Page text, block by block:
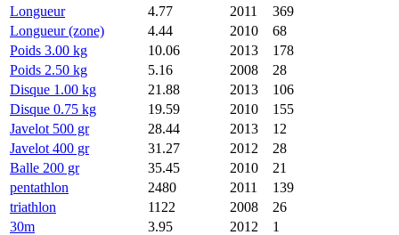
Longueur
4.77 2011
369
Longueur (zone)
4.44 2010
68
Poids 3.00 kg
10.06 2013
178
Poids 2.50 kg
5.16 2008
28
Disque 1.00 kg
21.88 2013
106
Disque 0.75 kg
19.59 2010
155
Javelot 500 gr
28.44 2013
12
Javelot 400 gr
31.27 2012
28
Balle 200 gr
35.45 2010
21
pentathlon
2480 2011
139
triathlon
1122 2008
26
30m
3.95 2012
1